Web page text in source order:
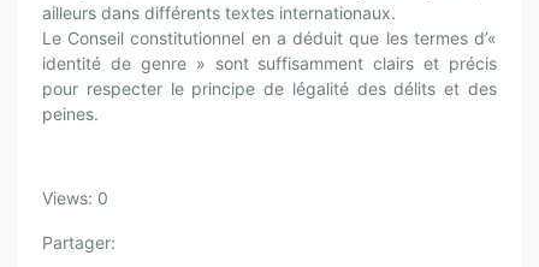
ailleurs dans différents textes internationaux.
Le Conseil constitutionnel en a déduit que les termes d’«
identité de genre » sont suffisamment clairs et précis
pour respecter le principe de légalité des délits et des
peines.
Views: 0
Partager: